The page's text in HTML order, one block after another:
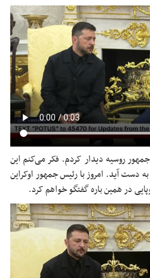
روسیه دیدار کردم. فکر می‌کنم این
دست آید. امروز با رئیس جمهور اوکراین
در همینبارهگفتگو خواهم کرد.